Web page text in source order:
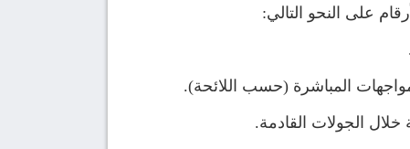
على النحو التالي: